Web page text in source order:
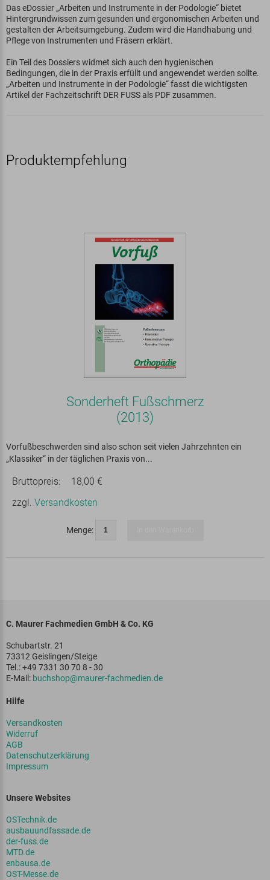
Das eDossier „Arbeiten und Instrumente in der Podologie“ bietet
Hintergrundwissen zum gesunden und ergonomischen Arbeiten und
gestalten der Arbeitsumgebung. Zudem wird die Handhabung und
Pflege von Instrumenten und Fräsern erklärt.
Ein Teil des Dossiers widmet sich auch den hygienischen
Bedingungen, die in der Praxis erfüllt und angewendet werden sollte.
„Arbeiten und Instrumente in der Podologie“ fasst die wichtigsten
Artikel der Fachzeitschrift DER FUSS als PDF zusammen.
Produktempfehlung
Sonderheft Fußschmerz
(2013)
Vorfußbeschwerden sind also schon seit vielen Jahrzehnten ein
„Klassiker“ in der täglichen Praxis von...
Bruttopreis:
18,00 €
zzgl. Versandkosten
Menge:
C. Maurer Fachmedien GmbH & Co. KG
Schubartstr. 21
73312 Geislingen/Steige
Tel.: +49 7331 30 70 8 - 30
E-Mail: buchshop@maurer-fachmedien.de
Hilfe
Versandkosten
Widerruf
AGB
Datenschutzerklärung
Impressum
Unsere Websites
OSTechnik.de
ausbauundfassade.de
der-fuss.de
MTD.de
enbausa.de
OST-Messe.de